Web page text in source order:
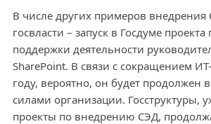
В числе других примеров внедрения
госвласти – запуск в Госдуме
поддержки деятельности
SharePoint. В связи с сокращением
году, вероятно, он будет продолжен
силами организации. Госструктуры,
проекты по внедрению СЭД,